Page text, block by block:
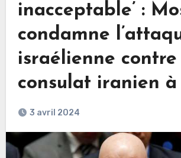
inacceptable’ :
condamne
israélienne contre
consulat iranien à
3 avril 2024